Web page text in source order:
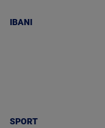
IBANI
SPORT